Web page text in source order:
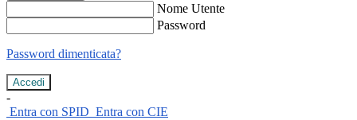
Nome Utente
Password
Password dimenticata?
-
Entra con SPID Entra con CIE